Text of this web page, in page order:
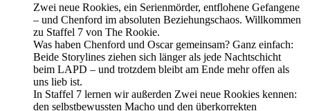
Zwei neue Rookies, ein Serienmörder, entflohene Gefangene
– und Chenford im absoluten Beziehungschaos. Willkommen
zu Staffel 7 von The Rookie.
Was haben Chenford und Oscar gemeinsam? Ganz einfach:
Beide Storylines ziehen sich länger als jede Nachtschicht
beim LAPD – und trotzdem bleibt am Ende mehr offen als
uns lieb ist.
In Staffel 7 lernen wir außerden Zwei neue Rookies kennen:
den selbstbewussten Macho und den überkorrekten